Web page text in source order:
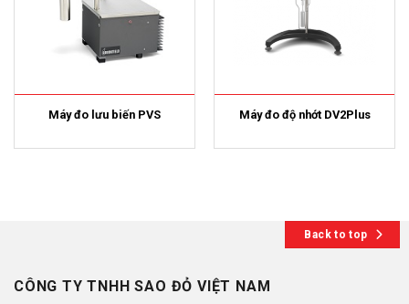
Máy đo lưu biến PVS Máy đo độ nhớt DV2Plus
Back to top
CÔNG TY TNHH SAO ĐỎ VIỆT NAM